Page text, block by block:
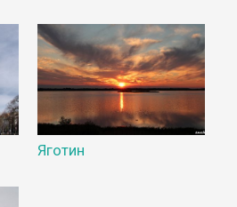
Яготин